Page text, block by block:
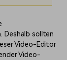
Deshalb sollten
Video-Editor
Video-